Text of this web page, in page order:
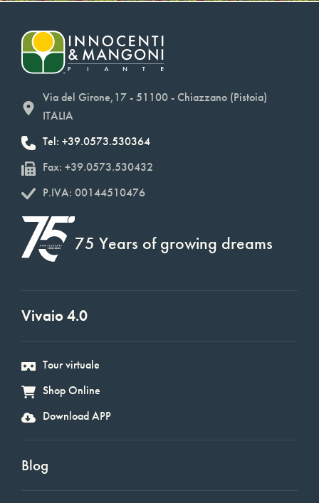
Via del Girone,17 - 51100 - Chiazzano (Pistoia)
ITALIA
Tel: +39.0573.530364
Fax: +39.0573.530432
P.IVA: 00144510476
75 Years of growing dreams
Vivaio 4.0
Tour virtuale
Shop Online
Download APP
Blog